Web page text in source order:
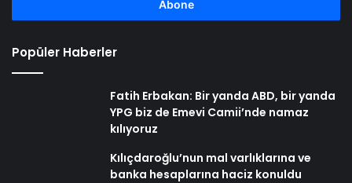
Popüler Haberler
Fatih Erbakan: Bir yanda ABD, bir yanda
YPG biz de Emevi Camii’nde namaz
kılıyoruz
Kılıçdaroğlu’nun mal varlıklarına ve
banka hesaplarına haciz konuldu